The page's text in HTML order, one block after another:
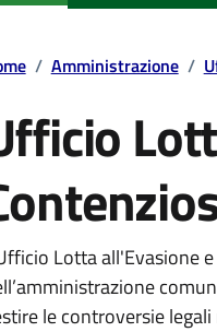
/ Amministrazione /
Lotta all'Evasione
le controversie